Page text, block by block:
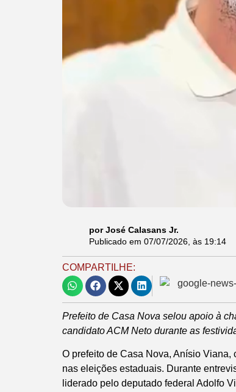
por José Calasans Jr.
Publicado em 07/07/2026 , às 19:14
COMPARTILHE:
Prefeito de Casa Nova selou apoio à
candidato ACM Neto durante as
O prefeito de Casa Nova, Anísio
nas eleições estaduais. Durante
liderado pelo deputado federal Adolfo